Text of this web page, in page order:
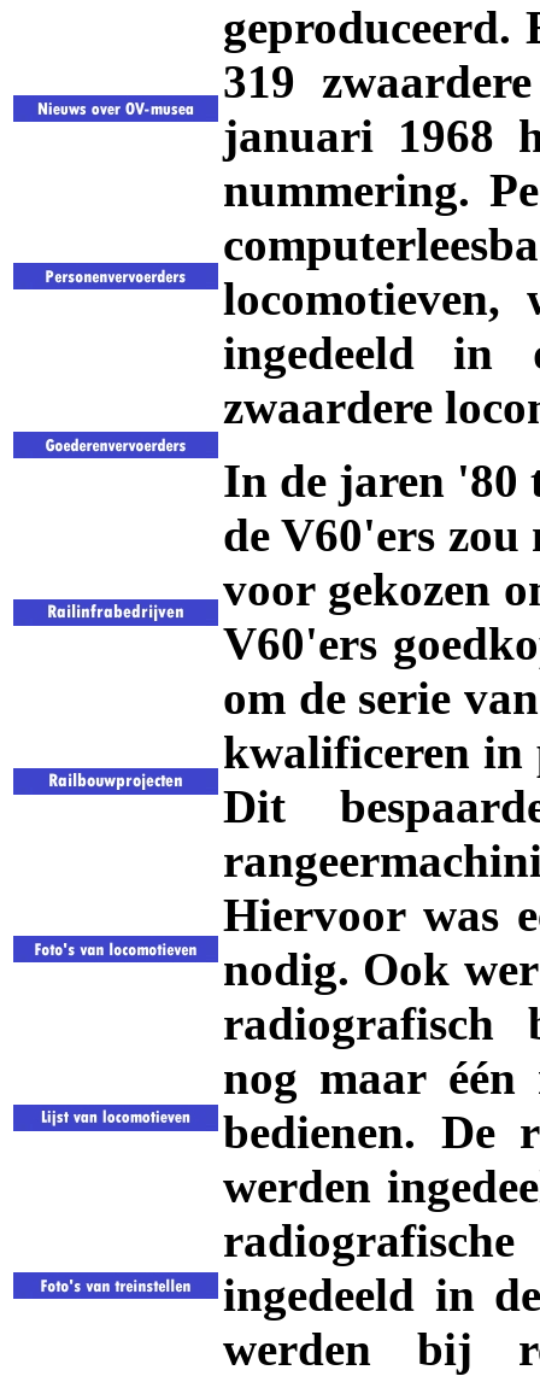
geproduceerd.
319
januari 1968
nummering.
locomotieven,
ingedeeld in
zwaardere
In de jaren '80
de V60'ers zou
voor gekozen
V60'ers
om de serie
kwalificeren in
Dit
Hiervoor was
nodig. Ook
radiografisch
nog maar
bedienen. De
werden
ingedeeld in
werden bij